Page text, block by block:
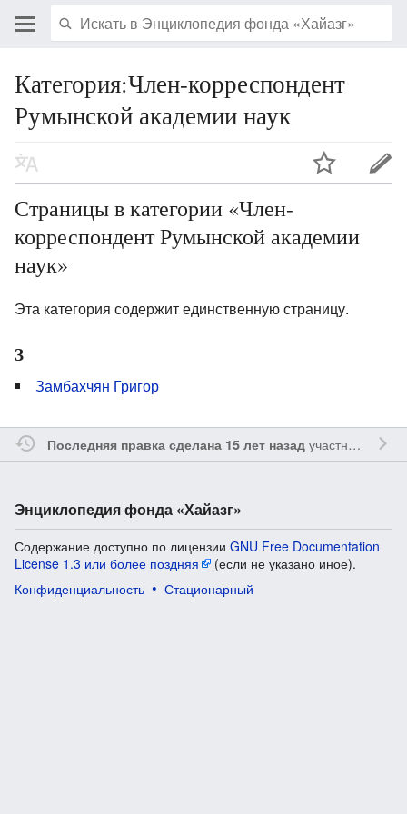
Категория:Член-корреспондент
Румынской академии наук
Страницы в категории «Член-
корреспондент Румынской академии
наук»
Эта категория содержит единственную страницу.
З
Замбахчян Григор
Последняя правка сделана 15 лет назадучастником
Энциклопедия фонда «Хайазг»
Содержание доступно по лицензии GNU Free Documentation
License 1.3 или более поздняя
(если не указано иное).
Конфиденциальность
Стационарный